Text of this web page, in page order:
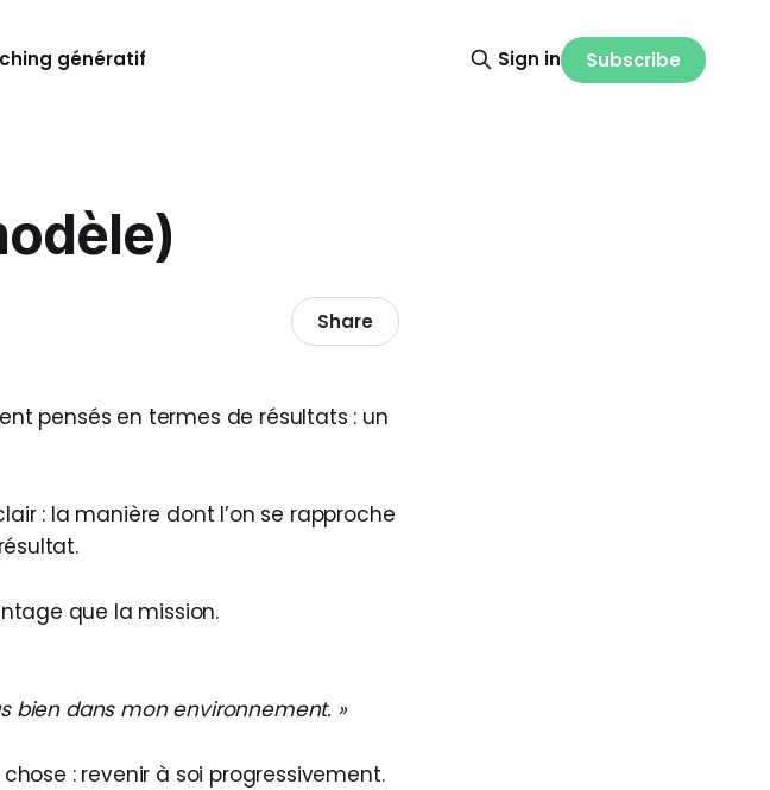
génératif Sign in Subscribe
Share
pensés en termes de résultats : un
: la manière dont l’on se rapproche
que la mission.
bien dans mon environnement. »
: revenir à soi progressivement.